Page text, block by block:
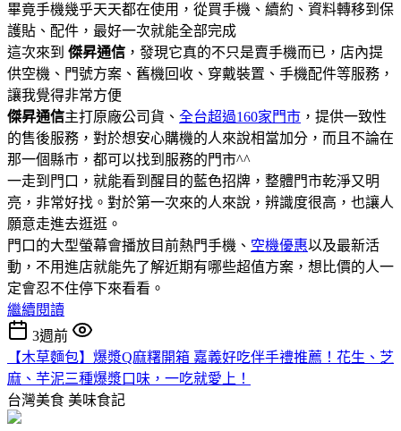
畢竟手機幾乎天天都在使用，從買手機、續約、資料轉移到保
護貼、配件，最好一次就能全部完成
這次來到 傑昇通信 ，發現它真的不只是賣手機而已，店內提
供空機、門號方案、舊機回收、穿戴裝置、手機配件等服務，
讓我覺得非常方便
傑昇通信主打原廠公司貨、 全台超過160家門市 ，提供一致性
的售後服務，對於想安心購機的人來說相當加分，而且不論在
那一個縣市，都可以找到服務的門市^^
一走到門口，就能看到醒目的藍色招牌，整體門市乾淨又明
亮，非常好找。對於第一次來的人來說，辨識度很高，也讓人
願意走進去逛逛。
門口的大型螢幕會播放目前熱門手機、 空機優惠以及最新活
動，不用進店就能先了解近期有哪些超值方案，想比價的人一
定會忍不住停下來看看。
繼續閱讀
3週前
【木草麵包】爆漿Q麻糬開箱 嘉義好吃伴手禮推薦！花生、芝
麻、芋泥三種爆漿口味，一吃就愛上！
台灣美食 美味食記